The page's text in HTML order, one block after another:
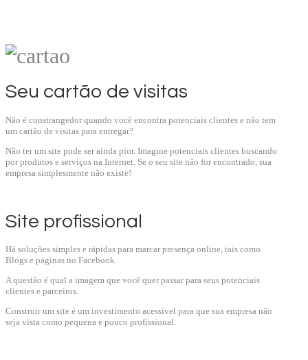
Seu cartão de visitas
Não é constrangedor quando você encontra potenciais clientes e não tem
um cartão de visitas para entregar?
Não ter um site pode ser ainda pior. Imagine potenciais clientes buscando
por produtos e serviços na Internet. Se o seu site não for encontrado, sua
empresa simplesmente não existe!
Site profissional
Há soluções simples e rápidas para marcar presença online, tais como
Blogs e páginas no Facebook.
A questão é qual a imagem que você quer passar para seus potenciais
clientes e parceiros.
Construir um site é um investimento acessível para que sua empresa não
seja vista como pequena e pouco profissional.